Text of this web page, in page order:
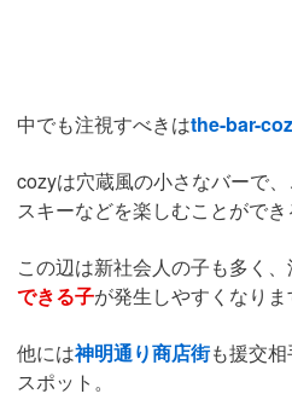
中でも注視すべきはthe-bar-
cozyは穴蔵風の小さなバーで
スキーなどを楽しむことができ
この辺は新社会人の子も多く
できる子が発生しやすくなりま
他には神明通り商店街も援交
スポット。